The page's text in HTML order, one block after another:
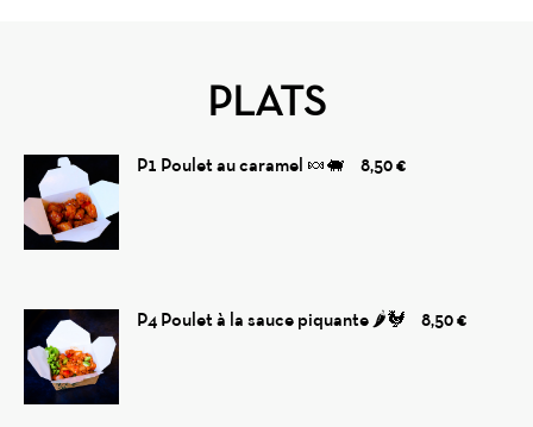
PLATS
P1 Poulet au caramel 🍬🐖 8,50 €
P4 Poulet à la sauce piquante 🌶️🐓 8,50 €